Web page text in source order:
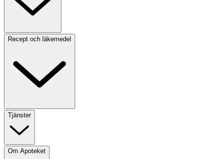
Recept och läkemedel
Tjänster
Om Apoteket